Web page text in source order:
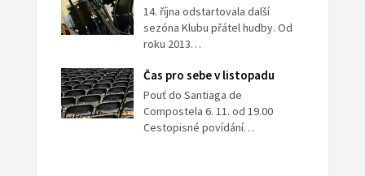
14. října odstartovala další
sezóna Klubu přátel hudby. Od
roku 2013…
Čas pro sebe v listopadu
Pouť do Santiaga de
Compostela 6. 11. od 19.00
Cestopisné povídání…